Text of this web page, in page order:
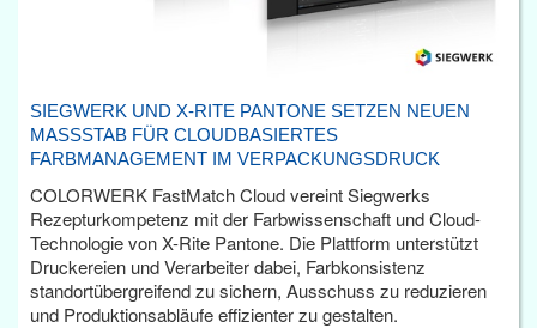
SIEGWERK UND X-RITE PANTONE SETZEN NEUEN
MASSSTAB FÜR CLOUDBASIERTES F
ARBMANAGEMENT IM VERPACKUNGSDRUCK
COLORWERK FastMatch Cloud vereint Siegwerks
Rezepturkompetenz mit der Farbwissenschaft und Cloud-
Technologie von X-Rite Pantone. Die Plattform unterstützt
Druckereien und Verarbeiter dabei, Farbkonsistenz
standortübergreifend zu sichern, Ausschuss zu reduzieren
und Produktionsabläufe effizienter zu gestalten.